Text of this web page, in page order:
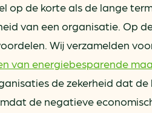
op de korte als de lange
van een organisatie. Op
Wij verzamelden
van energiebesparende
de zekerheid dat
de negatieve